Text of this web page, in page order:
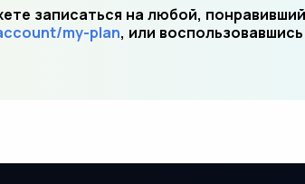
записаться на любой,
my-plan, или